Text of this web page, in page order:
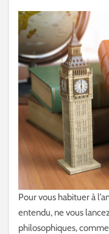
Pour vous habituer à
entendu, ne vous
philosophiques,